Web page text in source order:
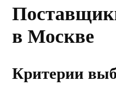
в Москве
Критерии